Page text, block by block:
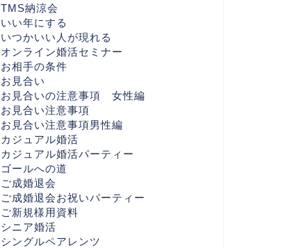
TMS納涼会
いい年にする
いつかいい人が現れる
オンライン婚活セミナー
お相手の条件
お見合い
お見合いの注意事項 女性編
お見合い注意事項
お見合い注意事項男性編
カジュアル婚活
カジュアル婚活パーティー
ゴールへの道
ご成婚退会
ご成婚退会お祝いパーティー
ご新規様用資料
シニア婚活
シングルペアレンツ